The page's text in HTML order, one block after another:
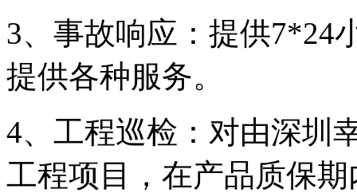
3、事故响应：提供7*24
提供各种服务。
4、工程巡检：对由深圳
工程项目，在产品质保